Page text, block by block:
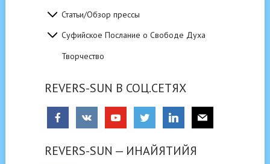
Статьи/Обзор прессы
Суфийское Послание о Свободе Духа
Творчество
REVERS-SUN В СОЦ.СЕТЯХ
REVERS-SUN — ИНАЙЯТИЙЯ